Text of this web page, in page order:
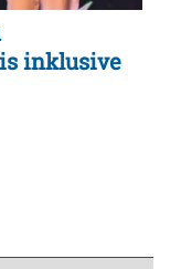
inklusive